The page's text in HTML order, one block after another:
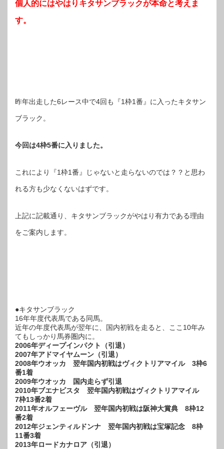
個人的にはやはりキタサンブラックが本命と考えま
す。
昨年出走した6レース中で4回も『1枠1番』に入ったキタサン
ブラック。
今回は4枠5番に入りました。
これにより『1枠1番』じゃないと走らないのでは？？と思わ
れる方も少なくないはずです。
上記に記載通り、キタサンブラックがやはり有力である理由
をご案内します。
●キタサンブラック
16年年度代表馬である同馬。
近年の年度代表馬が翌年に、国内初戦を走ると、ここ10年み
てもしっかり馬券圏内に。
2006年ディープインパクト（引退）
2007年アドマイヤムーン（引退）
2008年ウオッカ 翌年国内初戦はヴィクトリアマイル 3枠6
番1着
2009年ウオッカ 国内走らず引退
2010年ブエナビスタ 翌年国内初戦はヴィクトリアマイル
7枠13番2着
2011年オルフェーヴル 翌年国内初戦は阪神大賞典 8枠12
番2着
2012年ジェンティルドンナ 翌年国内初戦は宝塚記念 8枠
11番3着
2013年ロードカナロア（引退）